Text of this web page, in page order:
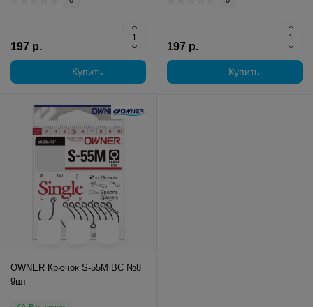
197 р.
Купить
197 р.
Купить
OWNER Крючок S-55M BC №8
9шт